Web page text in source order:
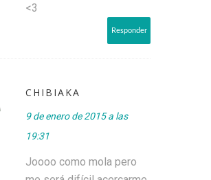
<3
Responder
CHIBIAKA
9 de enero de 2015 a las
19:31
Joooo como mola pero